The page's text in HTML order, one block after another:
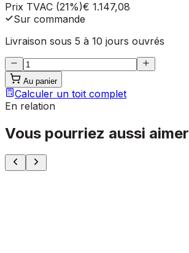
Prix TVAC (21%)€ 1.147,08
Sur commande
Livraison sous 5 à 10 jours ouvrés
Au panier
Calculer un toit complet
En relation
Vous pourriez aussi aimer